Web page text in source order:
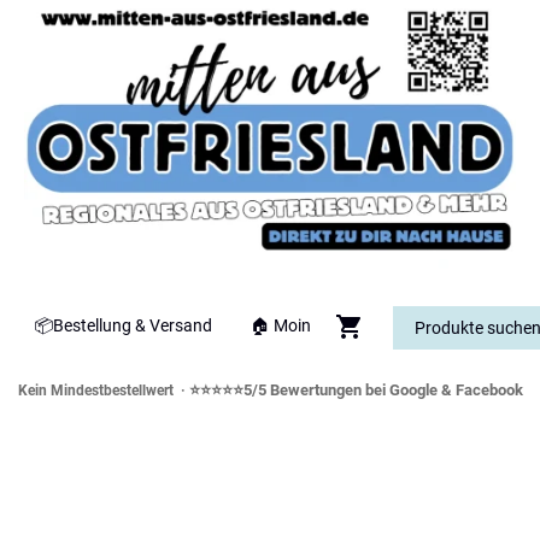
📦Bestellung & Versand 🏠 Moin
Kein Mindestbestellwert · ⭐⭐⭐⭐⭐5/5 Bewertungen bei Google & Facebook